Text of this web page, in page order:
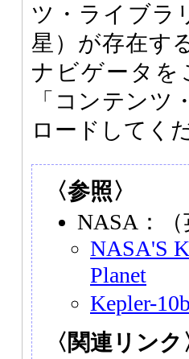
ツ・ライブラ
星）が存在す
ナビゲータを
「コンテン
ロードしてく
〈参照〉
NASA：（
NASA'S
Planet
Kepler-10b
〈関連リンク